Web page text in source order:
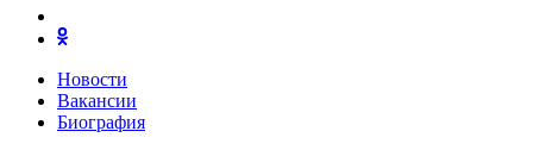
Новости
Вакансии
Биография